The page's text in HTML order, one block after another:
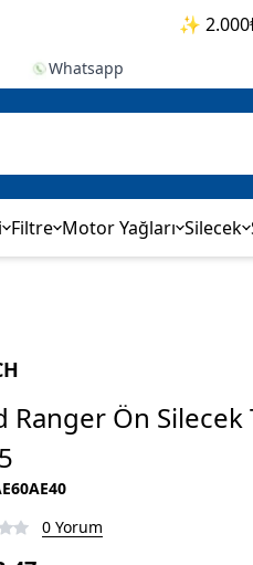
✨ 2.000₺
Whatsapp
Filtre Motor Yağları Silecek
Ranger Ön Silecek
0 Yorum